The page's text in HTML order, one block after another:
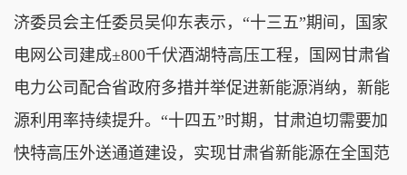
济委员会主任委员吴仰东表示，“十三五”期间，国家
电网公司建成±800千伏酒湖特高压工程，国网甘肃省
电力公司配合省政府多措并举促进新能源消纳，新能
源利用率持续提升。“十四五”时期，甘肃迫切需要加
快特高压外送通道建设，实现甘肃省新能源在全国范